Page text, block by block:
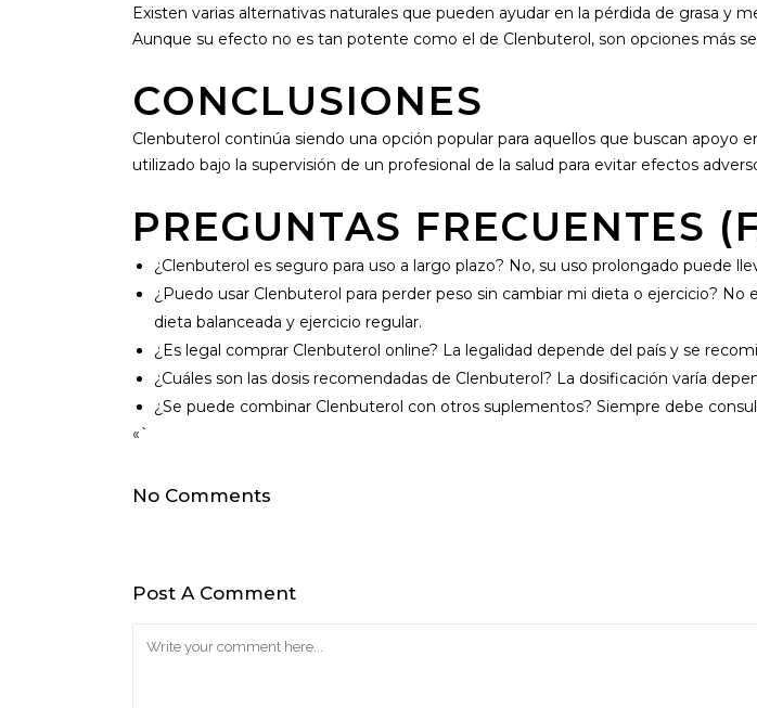
Existen varias alternativas naturales que pueden ayudar en la pérdida de grasa y
Aunque su efecto no es tan potente como el de Clenbuterol, son opciones más
CONCLUSIONES
Clenbuterol continúa siendo una opción popular para aquellos que buscan apoyo
utilizado bajo la supervisión de un profesional de la salud para evitar efectos
PREGUNTAS FRECUENTES
¿Clenbuterol es seguro para uso a largo plazo? No, su uso prolongado puede
¿Puedo usar Clenbuterol para perder peso sin cambiar mi dieta o ejercicio?
dieta balanceada y ejercicio regular.
¿Es legal comprar Clenbuterol online? La legalidad depende del país y se
¿Cuáles son las dosis recomendadas de Clenbuterol? La dosificación varía
¿Se puede combinar Clenbuterol con otros suplementos? Siempre debe
«`
No Comments
Post A Comment